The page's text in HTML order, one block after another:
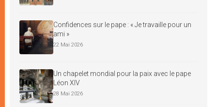
Confidences sur le pape : « Je travaille pour un
ami »
22 Mai 2026
Un chapelet mondial pour la paix avec le pape
Léon XIV
28 Mai 2026